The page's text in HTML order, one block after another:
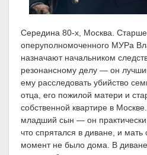
Середина 80-х, Москва.
оперуполномоченного МУРа
назначают начальником
резонансному делу — он
ему расследовать убийство
отца, его пожилой матери и
собственной квартире в
младший сын — он
что спрятался в диване, и мать
момент не было дома. В